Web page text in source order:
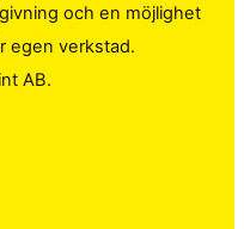
och en möjlighet
egen verkstad.
AB.